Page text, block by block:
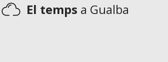
El temps a Gualba